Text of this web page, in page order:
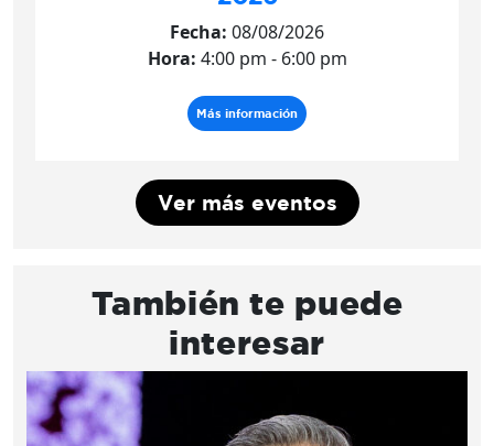
Fecha: 08/08/2026
Hora: 4:00 pm - 6:00 pm
Más información
Ver más eventos
También te puede
interesar